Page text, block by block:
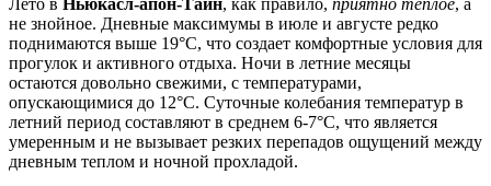
не знойное. Дневные максимумы в июле и августе редко
поднимаются выше 19°C, что создает комфортные условия для
прогулок и активного отдыха. Ночи в летние месяцы
остаются довольно свежими, с температурами,
опускающимися до 12°C. Суточные колебания температур в
летний период составляют в среднем 6-7°C, что является
умеренным и не вызывает резких перепадов ощущений между
дневным теплом и ночной прохладой.